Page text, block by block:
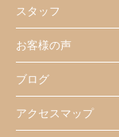
スタッフ
お客様の声
ブログ
アクセスマップ